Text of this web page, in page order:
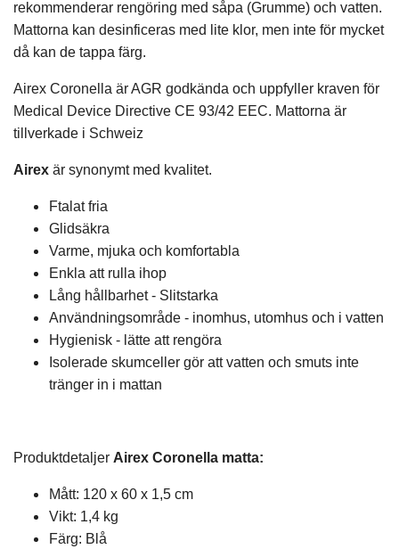
rekommenderar rengöring med såpa (Grumme) och vatten.
Mattorna kan desinficeras med lite klor, men inte för mycket
då kan de tappa färg.
Airex Coronella är AGR godkända och uppfyller kraven för
Medical Device Directive CE 93/42 EEC. Mattorna är
tillverkade i Schweiz
Airex är synonymt med kvalitet.
Ftalat fria
Glidsäkra
Varme, mjuka och komfortabla
Enkla att rulla ihop
Lång hållbarhet - Slitstarka
Användningsområde - inomhus, utomhus och i vatten
Hygienisk - lätte att rengöra
Isolerade skumceller gör att vatten och smuts inte
tränger in i mattan
Produktdetaljer Airex Coronella matta:
Mått: 120 x 60 x 1,5 cm
Vikt: 1,4 kg
Färg: Blå